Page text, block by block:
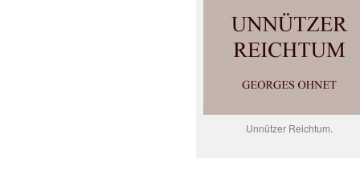
Unnützer Reichtum.